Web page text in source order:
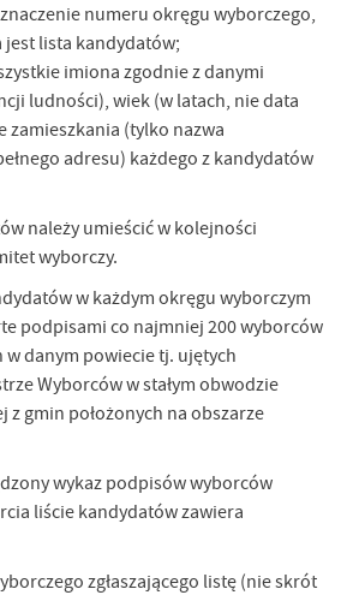
numeru okręgu wyborczego,
jest lista kandydatów;
imiona zgodnie z danymi
ludności), wiek (w latach, nie data
zamieszkania (tylko nazwa
adresu) każdego z kandydatów
należy umieścić w kolejności
wyborczy.
w każdym okręgu wyborczym
podpisami co najmniej 200 wyborców
w danym powiecie tj. ujętych
Wyborców w stałym obwodzie
z gmin położonych na obszarze
wykaz podpisów wyborców
liście kandydatów zawiera
zgłaszającego listę (nie skrót